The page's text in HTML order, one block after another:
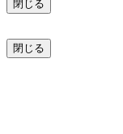
閉じる
閉じる